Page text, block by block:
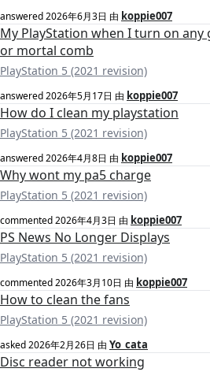
answered2026年6月3日 由 koppie007
My PlayStation when I turn on any
or mortal comb
PlayStation 5 (2021 revision)
answered2026年5月17日 由 koppie007
How do I clean my playstation
PlayStation 5 (2021 revision)
answered2026年4月8日 由 koppie007
Why wont my pa5 charge
PlayStation 5 (2021 revision)
commented2026年4月3日 由 koppie007
PS News No Longer Displays
PlayStation 5 (2021 revision)
commented2026年3月10日 由 koppie007
How to clean the fans
PlayStation 5 (2021 revision)
asked2026年2月26日 由 Yo_cata
Disc reader not working